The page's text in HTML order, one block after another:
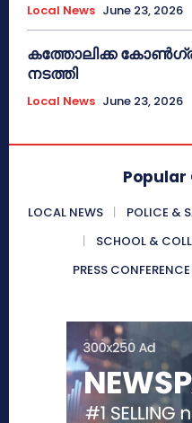
Local News June 23, 2026
കത്തോലിക്ക
നടത്തി
Local News June 23, 2026
Popular
LOCAL NEWS POLICE &
SCHOOL &
PRESS CONFERENCE